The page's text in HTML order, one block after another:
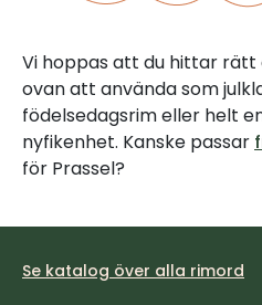
Vi hoppas att du hittar
ovan att använda som
födelsedagsrim eller helt
nyfikenhet. Kanske passar
för Prassel?
Se katalog över alla rimord